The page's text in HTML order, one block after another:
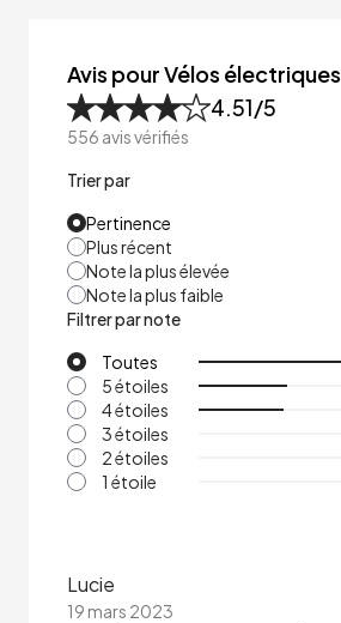
Avis pour Vélos électriques
4.51/5
556 avis vérifiés
Trier par
Pertinence
Plus récent
Note la plus élevée
Note la plus faible
Filtrer par note
Toutes
5 étoiles
4 étoiles
3 étoiles
2 étoiles
1 étoile
Lucie
19 mars 2023